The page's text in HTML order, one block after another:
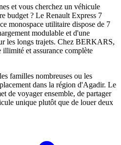
et vous cherchez un véhicule
budget ? Le Renault Express 7
monospace utilitaire dispose de 7
modulable et d'une
les longs trajets. Chez BERKARS,
et assurance complète
familles nombreuses ou les
dans la région d'Agadir. Le
de voyager ensemble, de partager
unique plutôt que de louer deux